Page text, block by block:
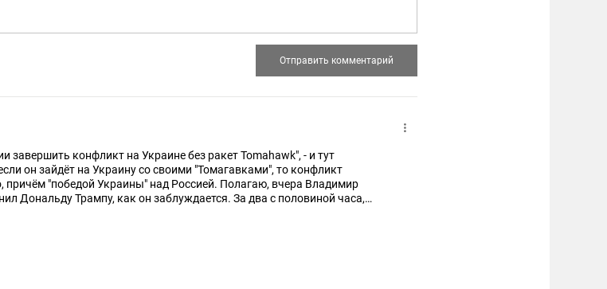
завершить конфликт на Украине без ракет Tomahawk", - и тут
он зайдёт на Украину со своими "Томагавками", то конфликт
причём "победой Украины" над Россией. Полагаю, вчера Владимир
Дональду Трампу, как он заблуждается. За два с половиной часа,